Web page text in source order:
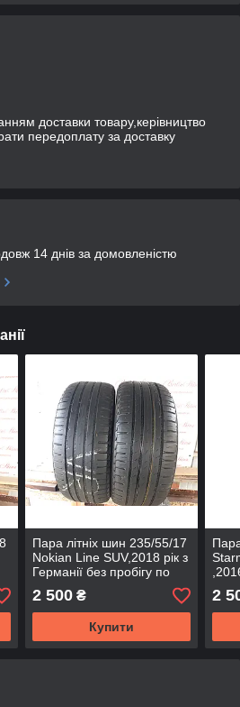
доставки товару,керівництво
передоплату за доставку
14 днів за домовленістю
Пара літніх шин 235/55/17
Nokian Line SUV,2018 рік з
Германії без пробігу по
Україні
2 500₴
Купити
2